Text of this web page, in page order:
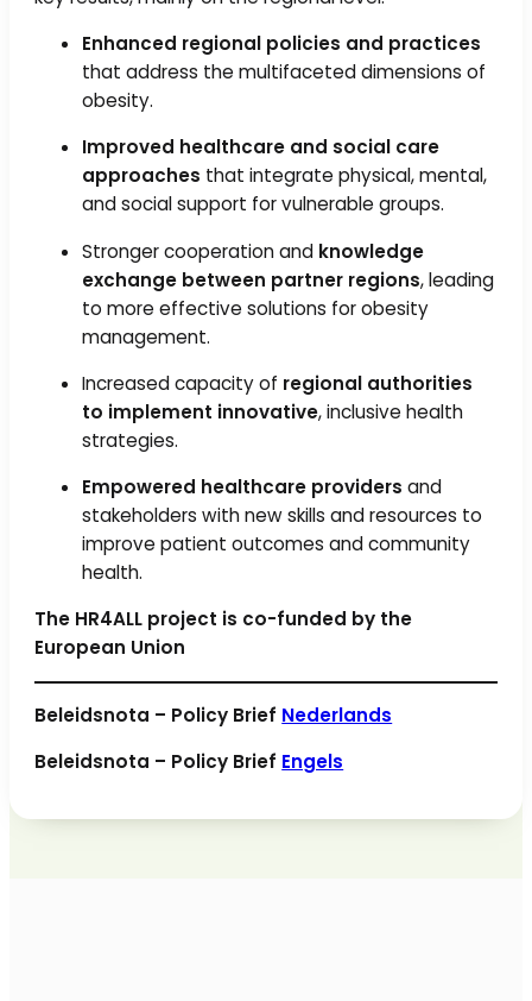
Enhanced regional policies and practices
that address the multifaceted dimensions of
obesity.
Improved healthcare and social care
approaches that integrate physical, mental,
and social support for vulnerable groups.
Stronger cooperation and knowledge
exchange between partner regions, leading
to more effective solutions for obesity
management.
Increased capacity of regional authorities
to implement innovative, inclusive health
strategies.
Empowered healthcare providers and
stakeholders with new skills and resources to
improve patient outcomes and community
health.
The HR4ALL project is co-funded by the
European Union
Beleidsnota – Policy Brief Nederlands
Beleidsnota – Policy Brief Engels